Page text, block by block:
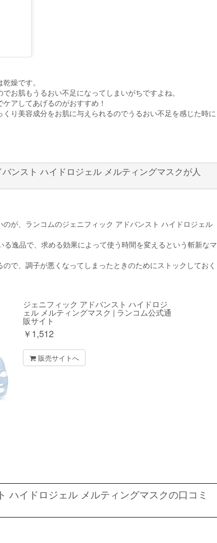
燥です。
お肌もうるおい不足になってしまいがちですよね。
アしてあげるのがおすすめ！
り美容成分をお肌に与えられるのでうるおい不足を感じた時に
ンスト ハイドロジェル メルティングマスクが人
が、ランコムのジェニフィック アドバンスト ハイドロジェル
逸品で、求める効果によって使う時間を変えるという斬新なマ
で、調子が悪くなってしまったときのためにストックしておく
ジェニフィック アドバンスト ハイドロジ
ェル メルティングマスク | ランコム公式通
販サイト
￥ 1,512
販売サイトへ
ハイドロジェル メルティングマスクの口コミ